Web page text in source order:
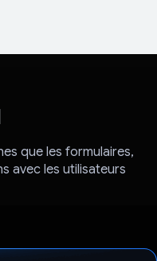
que les formulaires,
avec les utilisateurs